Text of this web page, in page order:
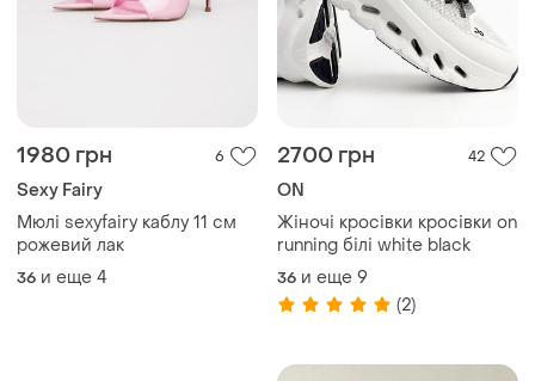
1980 грн 6
Sexy Fairy
Мюлі sexyfairy каблу 11 см
рожевий лак
36 и еще 4
2700 грн 42
ON
Жіночі кросівки кросівки on
running білі white black
36 и еще 9
(2)